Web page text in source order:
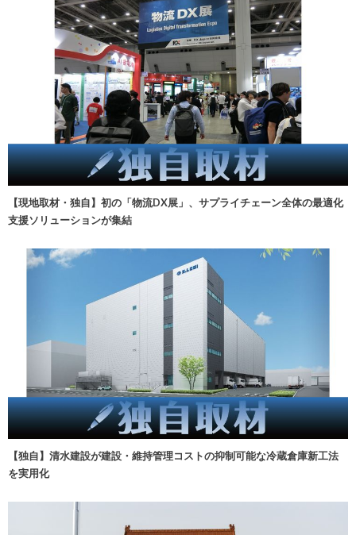
【現地取材・独自】初の「物流DX展」、サプライチェーン全体の最適化
支援ソリューションが集結
【独自】清水建設が建設・維持管理コストの抑制可能な冷蔵倉庫新工法
を実用化